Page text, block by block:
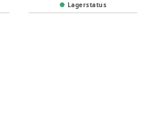
Lagerstatus